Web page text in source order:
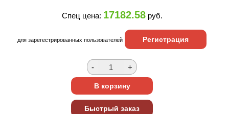
Спец цена: 17182.58руб.
для зарегестрированных пользователей Регистрация